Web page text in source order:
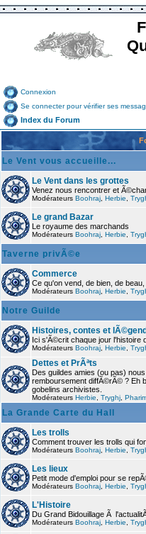
Connexion
Se connecter pour vérifier ses
Index du Forum
Le Vent vous accueille...
Le Vent dans les grottes
Venez nous rencontrer et
Modérateurs Boohraj Herbie
Le grand Bazar
Le royaume des marchands
Modérateurs Boohraj Herbie
Taverne privÃ©e
Commerce
Ce qu'on vend, de bien, de
Modérateurs Boohraj Herbie
Notre Guilde
Histoires, contes et
Ici s'Ã©crit chaque jour l'histoire
Modérateurs Boohraj Herbie
Dettes et PrÃªts
Des guildes amies (ou pas)
remboursement diffÃ©rÃ© ? Eh
gobelins archivistes.
Modérateurs Herbie Tryghj
La Grande Carte du Hall
Les trolls
Comment trouver les trolls qui
Modérateurs Boohraj Herbie
Les lieux
Petit mode d'emploi pour se
Modérateurs Boohraj Herbie
L'Histoire
Du Grand Bidouillage Ã
Modérateurs Boohraj Herbie